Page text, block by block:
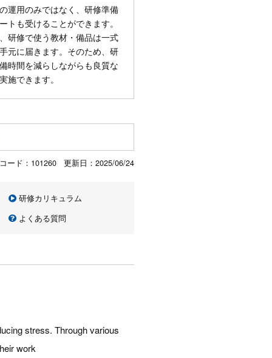
運用のみではなく、研修準備
トも受けることができます。
研修で使う教材・備品は一式
元に届きます。そのため、研
時間を減らしながらも良質な
施できます。
ード：101260 更新日： 2025/06/24
研修カリキュラム
よくある質問
stress. Through various
work